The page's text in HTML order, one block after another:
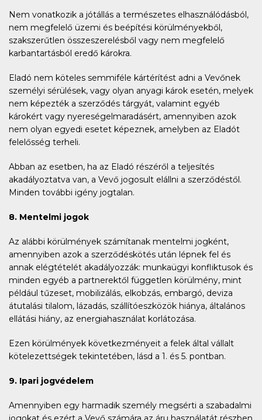
Nem vonatkozik a jótállás a természetes elhasználódásból,
nem megfelelő üzemi és beépítési körülményekből,
szakszerűtlen összeszerelésből vagy nem megfelelő
karbantartásból eredő károkra.
Eladó nem köteles semmiféle kártérítést adni a Vevőnek
személyi sérülések, vagy olyan anyagi károk esetén, melyek
nem képezték a szerződés tárgyát, valamint egyéb
károkért vagy nyereségelmaradásért, amennyiben azok
nem olyan egyedi esetet képeznek, amelyben az Eladót
felelősség terheli.
Abban az esetben, ha az Eladó részéről a teljesítés
akadályoztatva van, a Vevő jogosult elállni a szerződéstől.
Minden további igény jogtalan.
8. Mentelmi jogok
Az alábbi körülmények számítanak mentelmi jogként,
amennyiben azok a szerződéskötés után lépnek fel és
annak elégtételét akadályozzák: munkaügyi konfliktusok és
minden egyéb a partnerektől független körülmény, mint
például tűzeset, mobilizálás, elkobzás, embargó, deviza
átutalási tilalom, lázadás, szállítóeszközök hiánya, általános
ellátási hiány, az energiahasználat korlátozása.
Ezen körülmények következményeit a felek által vállalt
kötelezettségek tekintetében, lásd a 1. és 5. pontban.
9. Ipari jogvédelem
Amennyiben egy harmadik személy megsérti a szabadalmi